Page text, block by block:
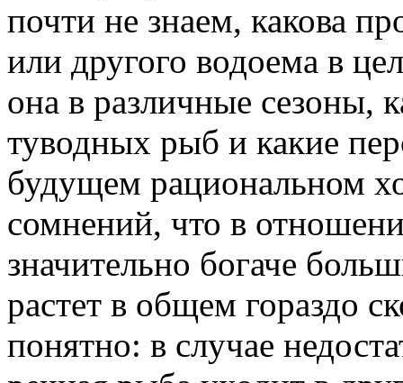
почти не знаем, какова
или другого водоема в
она в различные сезоны,
туводных рыб и какие
будущем рациональном
сомнений, что в
значительно богаче
растет в общем гораздо
понятно: в случае